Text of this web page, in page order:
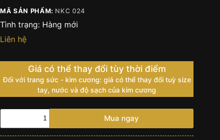
MÃ SẢN PHẨM: NKC 024
Tình trạng: Hàng mới
Liên hệ
Giá có thể thay đổi tùy thời điểm
Đối với trang sức - kim cương: giá có thể thay đổi tuỳ size
tay, nước và độ sạch của kim cương
Nhẫn
cương
Mua ngay